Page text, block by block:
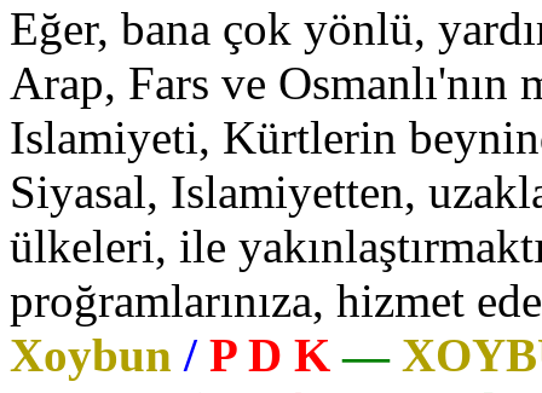
Eğer, bana çok yönlü,
Arap, Fars ve Osmanlı'nın
Islamiyeti, Kürtlerin
Siyasal, Islamiyetten,
ülkeleri, ile
proğramlarınıza, hizmet
Xoybun / P D K—